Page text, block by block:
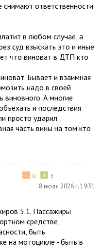
ответственности
в любом случае, а
суд взыскать это и иные
что виноват в ДТП кто
Бывает и взаимная
надо в своей
виновного. А многие
и последствия
просто ударил
часть вины на том кто
+ 3
− 0
8 июля 2026 г. 19:31
5.1. Пассажиры
средстве,
быть
на мотоцикле - быть в